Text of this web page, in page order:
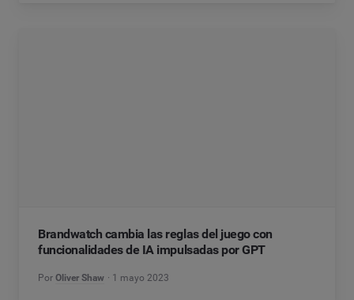
Brandwatch cambia las reglas del juego con
funcionalidades de IA impulsadas por GPT
Por Oliver Shaw 1 mayo 2023